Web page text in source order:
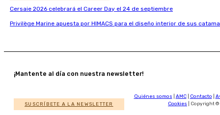
Cersaie 2026 celebrará el Career Day el 24 de septiembre
Privilège Marine apuesta por HIMACS para el diseño interior de sus
¡Mantente al día con nuestra newsletter!
SUSCRÍBETE A LA NEWSLETTER
Quiénes somos AMC| Contacto
Cookies | Copyright